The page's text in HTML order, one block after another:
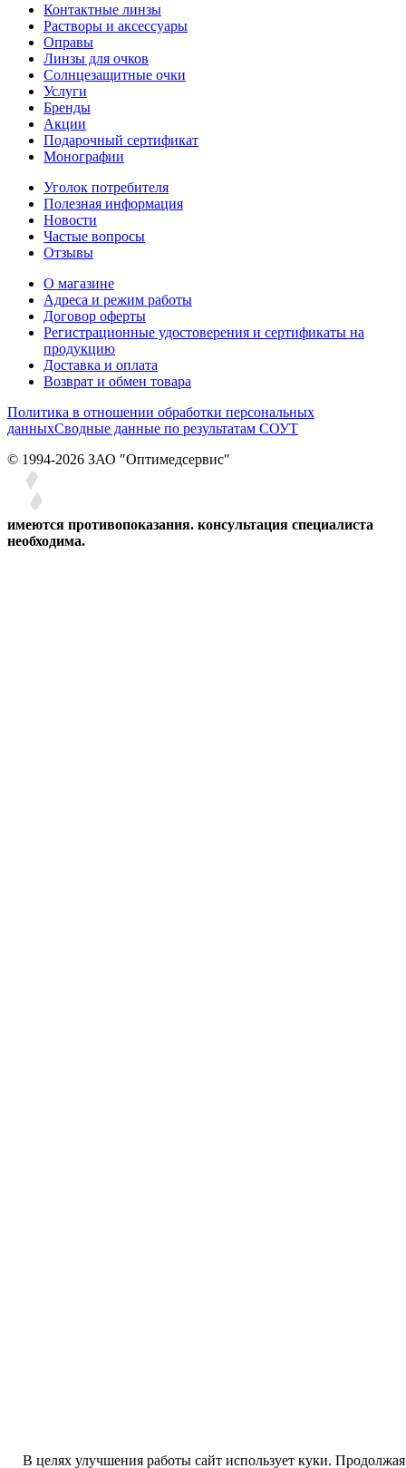
Контактные линзы
Растворы и аксессуары
Оправы
Линзы для очков
Солнцезащитные очки
Услуги
Бренды
Акции
Подарочный сертификат
Монографии
Уголок потребителя
Полезная информация
Новости
Частые вопросы
Отзывы
О магазине
Адреса и режим работы
Договор оферты
Регистрационные удостоверения и сертификаты на
продукцию
Доставка и оплата
Возврат и обмен товара
Политика в отношении обработки персональных
данныхСводные данные по результатам СОУТ
© 1994-2026 ЗАО ″Оптимедсервис″
имеются противопоказания. консультация специалиста
необходима.
В целях улучшения работы сайт использует куки. Продолжая